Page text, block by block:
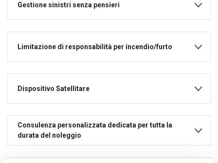
Gestione sinistri senza pensieri
Limitazione di responsabilità per incendio/furto
Dispositivo Satellitare
Consulenza personalizzata dedicata per tutta la
durata del noleggio